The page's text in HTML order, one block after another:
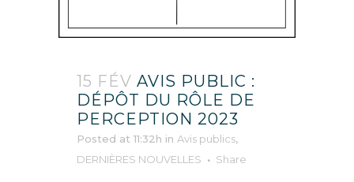
15 FÉV AVIS PUBLIC :
DÉPÔT DU RÔLE DE
PERCEPTION 2023
Posted at 11:32h in Avis publics,
DERNIÈRES NOUVELLES
Share